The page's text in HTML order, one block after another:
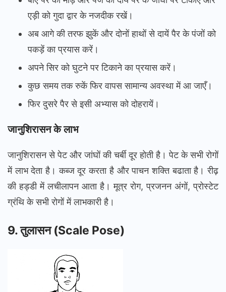
एड़ी को गुदा द्वार के नजदीक रखें।
अब आगे की तरफ झुकें और दोनों हाथों से दायें पैर के पंजों को
पकड़ें का प्रयास करें।
अपने सिर को घुटने पर टिकाने का प्रयास करें।
कुछ समय तक रुकें फिर वापस सामान्य अवस्था में आ जाएँ।
फिर दुसरे पैर से इसी अभ्यास को दोहरायें।
जानुशिरासन के लाभ
जानुशिरासन से पेट और जांघों की चर्बी दूर होती है। पेट के सभी रोगों
में लाभ देता है। कब्ज दूर करता है और पाचन शक्ति बढाता है। रीढ़
की हड्डी में लचीलापन आता है। मूत्र रोग, प्रजनन अंगों, प्रोस्टेट
ग्रंथि के सभी रोगों में लाभकारी है।
9.तुलासन(Scale Pose)